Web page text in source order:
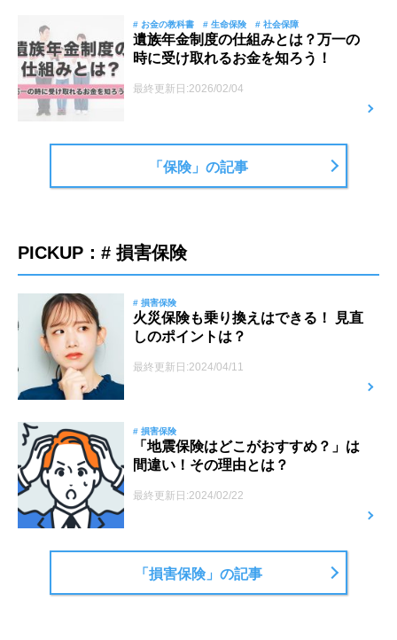
# お金の教科書 # 生命保険 # 社会保障
遺族年金制度の仕組みとは？万一の
時に受け取れるお金を知ろう！
最終更新日:2026/02/04
「保険」の記事
PICKUP：# 損害保険
# 損害保険
火災保険も乗り換えはできる！ 見直
しのポイントは？
最終更新日:2024/04/11
# 損害保険
「地震保険はどこがおすすめ？」は
間違い！その理由とは？
最終更新日:2024/02/22
「損害保険」の記事